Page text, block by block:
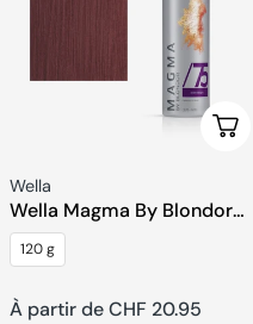
Fournisseur:
Wella
Wella Magma By Blondor
Éclaircissant Pigmenté
120 g
Prix
À partir de CHF 20.95